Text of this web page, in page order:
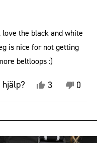
love the black and white
is nice for not getting
beltloops :)
Ja,
från
Hannah
3
ja
Nej,
från
0
nej